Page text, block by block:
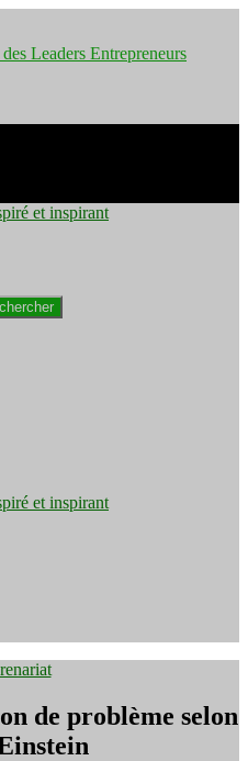
Pourquoi
et inspirant
et inspirant
Catégories
de problème selon